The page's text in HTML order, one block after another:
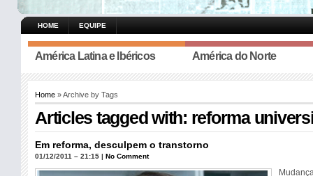
HOME EQUIPE
América Latina e Ibéricos América do Norte
Home » Archive by Tags
Articles tagged with: reforma
Em reforma, desculpem o transtorno
01/12/2011 – 21:15 | No Comment